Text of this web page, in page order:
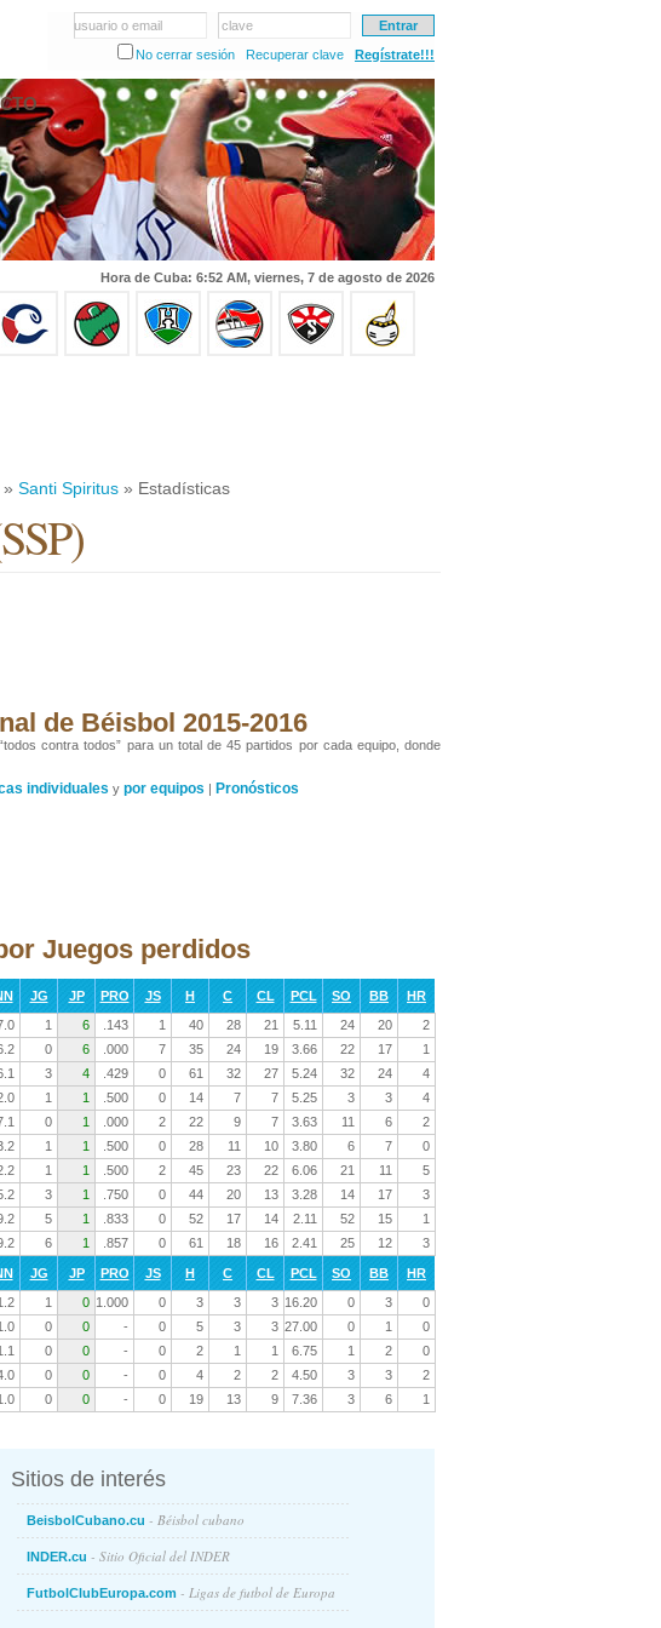
usuario o email
clave
No cerrar sesión
Recuperar clave Regístrate!!!
Hora de Cuba: 6:52 AM, viernes, 7 de agosto de 2026
» Santi Spiritus » Estadísticas
de Béisbol 2015-2016
contra todos” para un total de 45 partidos por cada equipo, donde
individuales y por equipos | Pronósticos
Juegos perdidos
JG JP PRO JS H C CL PCL SO BB
HR
1 6 .143 1 40 28 21 5.11 24 20
2
0 6 .000 7 35 24 19 3.66 22 17
1
3 4 .429 0 61 32 27 5.24 32 24
4
1 1 .500 0 14 7 7 5.25 3 3
4
0 1 .000 2 22 9 7 3.63 11 6
2
1 1 .500 0 28 11 10 3.80 6 7
0
1 1 .500 2 45 23 22 6.06 21 11
5
3 1 .750 0 44 20 13 3.28 14 17
3
5 1 .833 0 52 17 14 2.11 52 15
1
6 1 .857 0 61 18 16 2.41 25 12 3
JG JP PRO JS H C CL PCL SO BB
HR
1 0 1.000 0 3 3 3 16.20 0 3
0
0 0 - 0 5 3 3 27.00 0 1
0
0 0 - 0 2 1 1 6.75 1 2
0
0 0 - 0 4 2 2 4.50 3 3
2
0 0 - 0 19 13 9 7.36 3 6 1
Sitios de interés
BeisbolCubano.cu - Béisbol cubano
INDER.cu - Sitio Oficial del INDER
FutbolClubEuropa.com - Ligas de futbol de Europa